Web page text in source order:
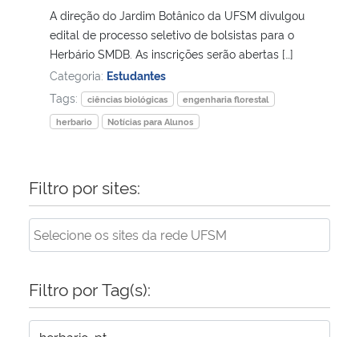
A direção do Jardim Botânico da UFSM divulgou
edital de processo seletivo de bolsistas para o
Herbário SMDB. As inscrições serão abertas […]
Categoria: Estudantes
Tags:
ciências biológicas
engenharia florestal
herbario
Notícias para Alunos
Filtro por sites:
Filtro por Tag(s):